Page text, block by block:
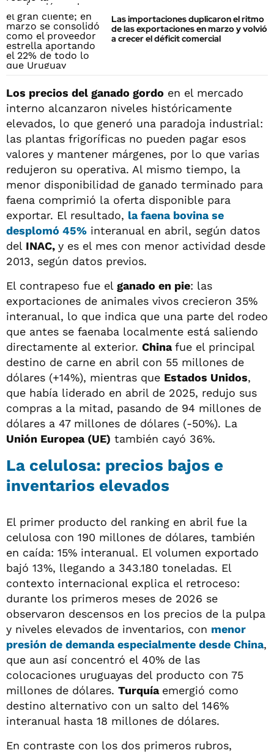
Las importaciones duplicaron el ritmo
de las exportaciones en marzo y volvió
a crecer el déficit comercial
Los precios del ganado gordo en el mercado
interno alcanzaron niveles históricamente
elevados, lo que generó una paradoja industrial:
las plantas frigoríficas no pueden pagar esos
valores y mantener márgenes, por lo que varias
redujeron su operativa. Al mismo tiempo, la
menor disponibilidad de ganado terminado para
faena comprimió la oferta disponible para
exportar. El resultado, la faena bovina se
desplomó 45% interanual en abril, según datos
del INAC, y es el mes con menor actividad desde
2013, según datos previos.
El contrapeso fue el ganado en pie: las
exportaciones de animales vivos crecieron 35%
interanual, lo que indica que una parte del rodeo
que antes se faenaba localmente está saliendo
directamente al exterior. Chinafue el principal
destino de carne en abril con 55 millones de
dólares (+14%), mientras que Estados Unidos,
que había liderado en abril de 2025, redujo sus
compras a la mitad, pasando de 94 millones de
dólares a 47 millones de dólares (-50%). La
Unión Europea (UE) también cayó 36%.
La celulosa: precios bajos e
inventarios elevados
El primer producto del ranking en abril fue la
celulosa con 190 millones de dólares, también
en caída: 15% interanual. El volumen exportado
bajó 13%, llegando a 343.180 toneladas. El
contexto internacional explica el retroceso:
durante los primeros meses de 2026 se
observaron descensos en los precios de la pulpa
y niveles elevados de inventarios, con menor
presión de demanda especialmente desde China,
que aun así concentró el 40% de las
colocaciones uruguayas del producto con 75
millones de dólares. Turquía emergió como
destino alternativo con un salto del 146%
interanual hasta 18 millones de dólares.
En contraste con los dos primeros rubros,